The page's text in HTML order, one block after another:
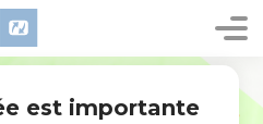
le bien, soit entre vous, soit
est importante